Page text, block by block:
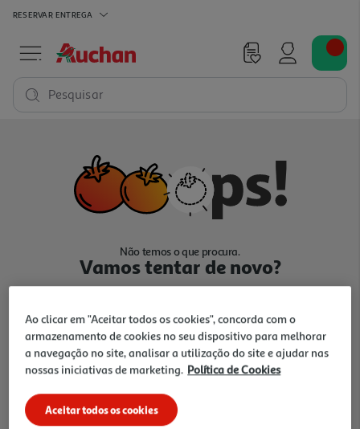
RESERVAR ENTREGA
Pesquisar
Não temos o que procura.
Vamos tentar de novo?
Ir para Homepage
Ao clicar em "Aceitar todos os cookies", concorda com o
armazenamento de cookies no seu dispositivo para melhorar
a navegação no site, analisar a utilização do site e ajudar nas
nossas iniciativas de marketing. Política de Cookies
Aceitar todos os cookies